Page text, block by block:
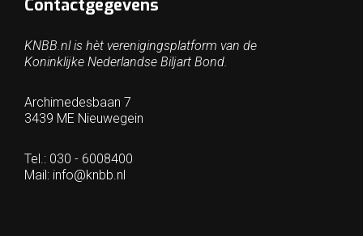
Contactgegevens
KNBB.nl is hèt verenigingsplatform van de
Koninklijke Nederlandse Biljart Bond.
Archimedesbaan 7
3439 ME Nieuwegein
Tel.: 030 - 6008400
Mail: info@knbb.nl